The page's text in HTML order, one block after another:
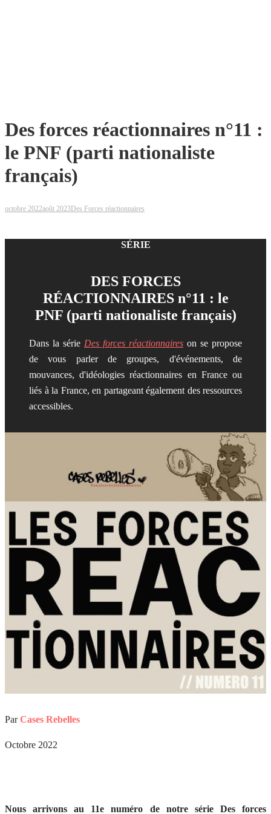
Des forces réactionnaires n°11 :
le PNF (parti nationaliste
français)
octobre 2022août 2023 Des Forces réactionnaires
SÉRIE
DES FORCES
RÉACTIONNAIRES n°11 : le
PNF (parti nationaliste français)
Dans la série Des forces réactionnaires on se propose
de vous parler de groupes, d'événements, de
mouvances, d'idéologies réactionnaires en France ou
liés à la France, en partageant également des ressources
accessibles.
ParCases Rebelles
Octobre 2022
Nous arrivons au 11e numéro de notre série Des forces